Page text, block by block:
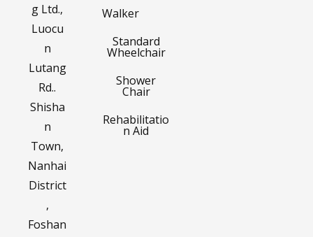
g Ltd.,
Luocu
n
Lutang
Rd..
Shisha
n
Town,
Nanhai
District
,
Foshan
Walker
Standard
Wheelchair
Shower
Chair
Rehabilitatio
n Aid